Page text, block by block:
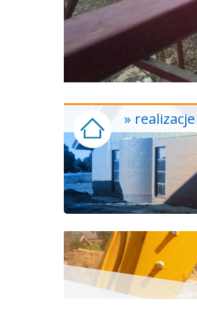
» realizacje